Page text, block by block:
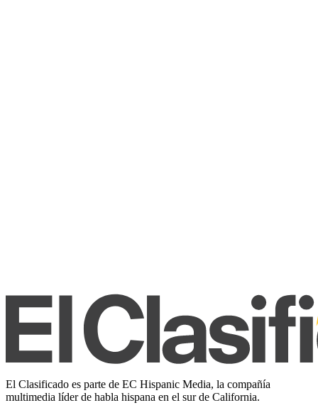
El Clasificado es parte de EC Hispanic Media, la compañía
multimedia líder de habla hispana en el sur de California.